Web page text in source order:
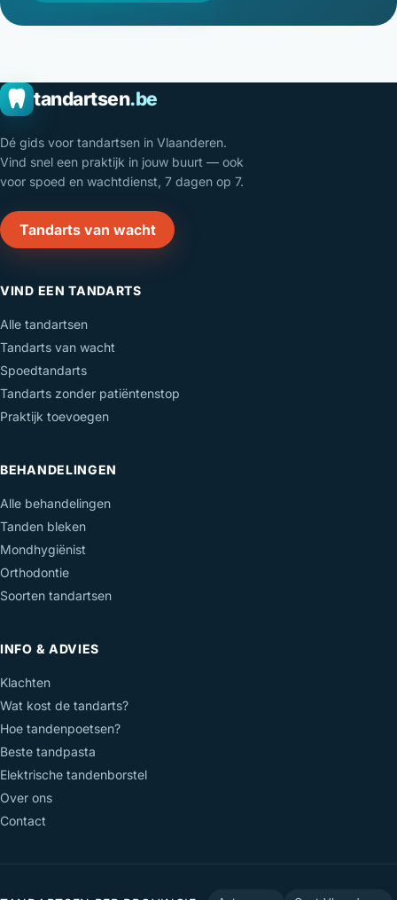
tandartsen.be
Dé gids voor tandartsen in Vlaanderen.
Vind snel een praktijk in jouw buurt — ook
voor spoed en wachtdienst, 7 dagen op 7.
Tandarts van wacht
VIND EEN TANDARTS
Alle tandartsen
Tandarts van wacht
Spoedtandarts
Tandarts zonder patiëntenstop
Praktijk toevoegen
BEHANDELINGEN
Alle behandelingen
Tanden bleken
Mondhygiënist
Orthodontie
Soorten tandartsen
INFO & ADVIES
Klachten
Wat kost de tandarts?
Hoe tandenpoetsen?
Beste tandpasta
Elektrische tandenborstel
Over ons
Contact